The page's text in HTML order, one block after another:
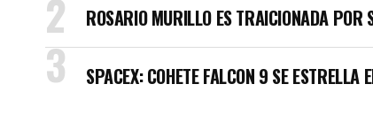
ROSARIO MURILLO ES TRAICIONADA
SPACEX: COHETE FALCON 9 SE